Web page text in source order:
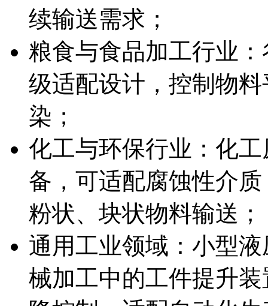
续输送需求；
粮食与食品加工行业
级适配设计，控制物
染；
化工与环保行业：化
备，可适配腐蚀性介
粉状、块状物料输送；
通用工业领域：小型
械加工中的工件提升